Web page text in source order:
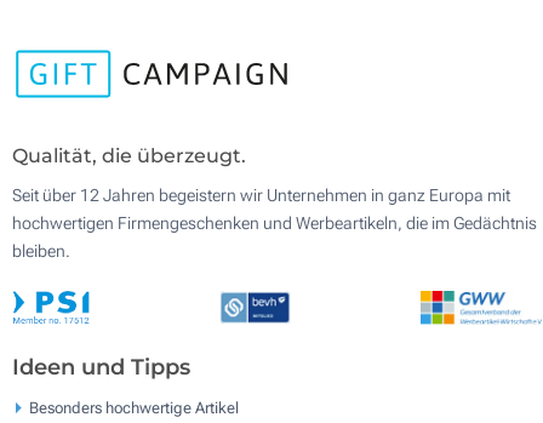
Qualität, die überzeugt.
Seit über 12 Jahren begeistern wir Unternehmen in ganz Europa mit
hochwertigen Firmengeschenken und Werbeartikeln, die im Gedächtnis
bleiben.
Ideen und Tipps
Besonders hochwertige Artikel